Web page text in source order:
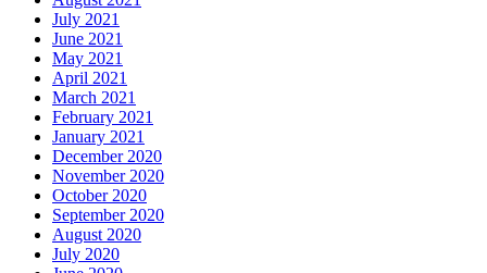
July 2021
June 2021
May 2021
April 2021
March 2021
February 2021
January 2021
December 2020
November 2020
October 2020
September 2020
August 2020
July 2020